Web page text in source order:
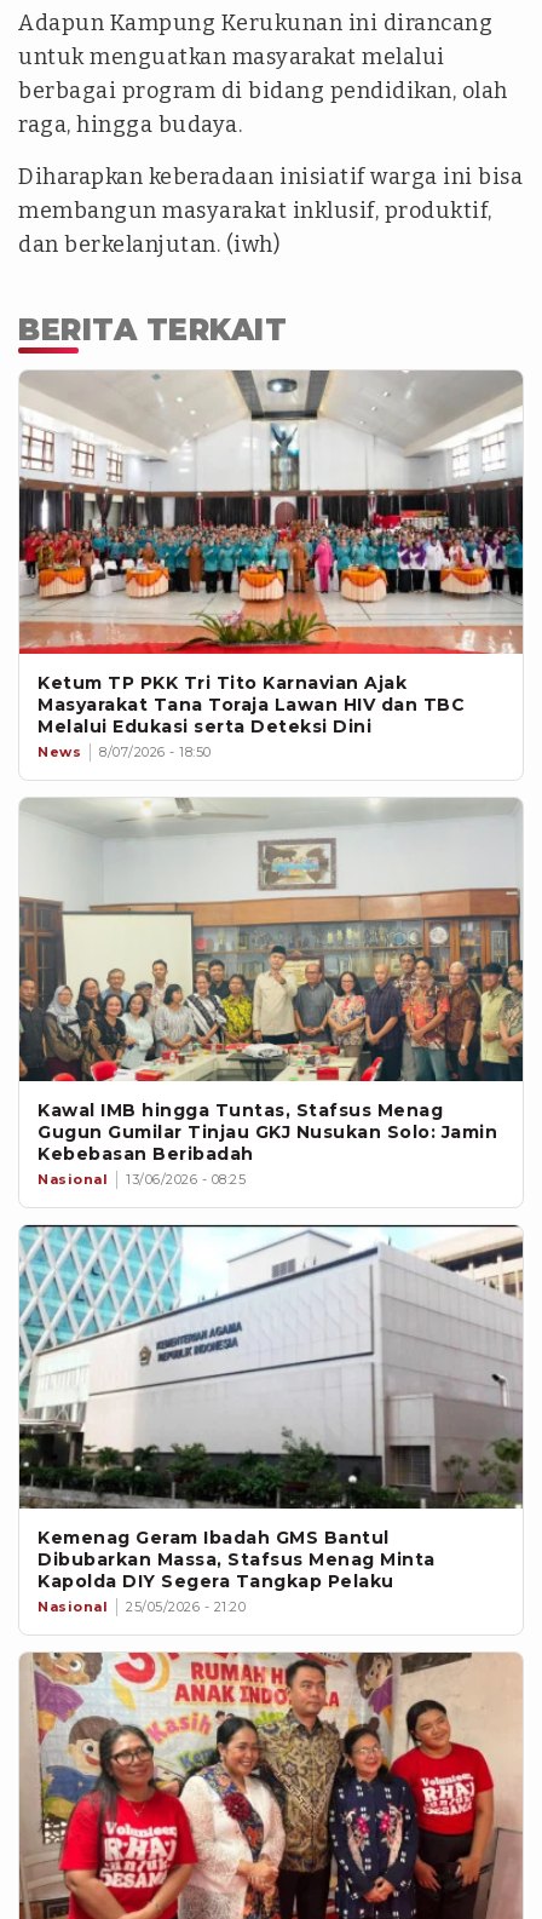
Adapun Kampung Kerukunan ini dirancang
untuk menguatkan masyarakat melalui
berbagai program di bidang pendidikan, olah
raga, hingga budaya.
Diharapkan keberadaan inisiatif warga ini bisa
membangun masyarakat inklusif, produktif,
dan berkelanjutan. (iwh)
BERITA TERKAIT
Ketum TP PKK Tri Tito Karnavian Ajak
Masyarakat Tana Toraja Lawan HIV dan TBC
Melalui Edukasi serta Deteksi Dini
News 8/07/2026 - 18:50
Kawal IMB hingga Tuntas, Stafsus Menag
Gugun Gumilar Tinjau GKJ Nusukan Solo: Jamin
Kebebasan Beribadah
Nasional 13/06/2026 - 08:25
Kemenag Geram Ibadah GMS Bantul
Dibubarkan Massa, Stafsus Menag Minta
Kapolda DIY Segera Tangkap Pelaku
Nasional 25/05/2026 - 21:20